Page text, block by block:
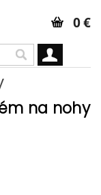
0 €
na nohy